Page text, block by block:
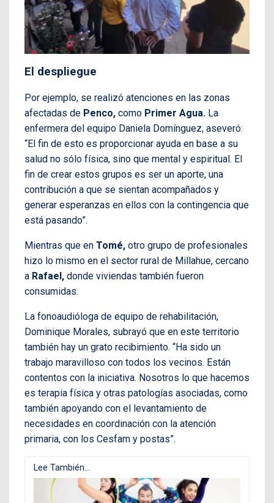
El despliegue
Por ejemplo, se realizó atenciones en las zonas
afectadas de Penco, como Primer Agua. La
enfermera del equipo Daniela Domínguez, aseveró:
“El fin de esto es proporcionar ayuda en base a su
salud no sólo física, sino que mental y espiritual. El
fin de crear estos grupos es ser un aporte, una
contribución a que se sientan acompañados y
generar esperanzas en ellos con la contingencia que
está pasando”.
Mientras que en Tomé, otro grupo de profesionales
hizo lo mismo en el sector rural de Millahue, cercano
a Rafael, donde viviendas también fueron
consumidas.
La fonoaudióloga de equipo de rehabilitación,
Dominique Morales, subrayó que en este territorio
también hay un grato recibimiento. “Ha sido un
trabajo maravilloso con todos los vecinos. Están
contentos con la iniciativa. Nosotros lo que hacemos
es terapia física y otras patologías asociadas, como
también apoyando con el levantamiento de
necesidades en coordinación con la atención
primaria, con los Cesfam y postas”.
Lee También...